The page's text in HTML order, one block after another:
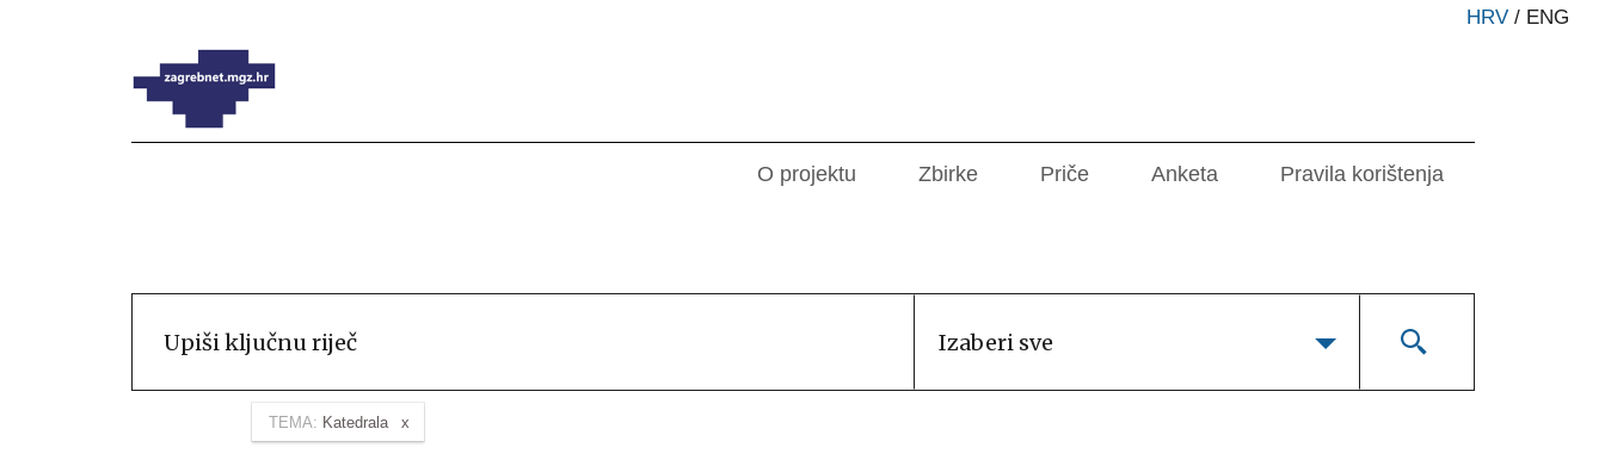
HRV / ENG
O projektu Zbirke Priče Anketa Pravila korištenja
Izaberi sve
TEMA: Katedrala